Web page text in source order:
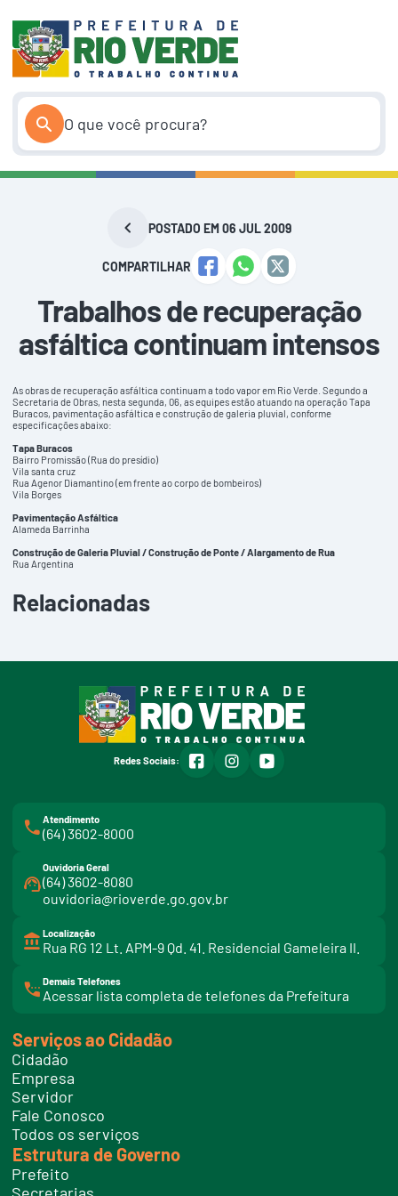
conteúdo
POSTADO EM 06 JUL 2009
COMPARTILHAR
Trabalhos de recuperação
asfáltica continuam intensos
As obras de recuperação asfáltica continuam a todo vapor em Rio Verde. Segundo a
Secretaria de Obras, nesta segunda, 06, as equipes estão atuando na operação Tapa
Buracos, pavimentação asfáltica e construção de galeria pluvial, conforme
especificações abaixo:
Tapa Buracos
Bairro Promissão (Rua do presídio)
Vila santa cruz
Rua Agenor Diamantino (em frente ao corpo de bombeiros)
Vila Borges
Pavimentação Asfáltica
Alameda Barrinha
Construção de Galeria Pluvial / Construção de Ponte / Alargamento de Rua
Rua Argentina
Relacionadas
Redes Sociais: facebookinstagramyoutube
Atendimento
(64) 3602-8000
Ouvidoria Geral
(64) 3602-8080
ouvidoria@rioverde.go.gov.br
Localização
Rua RG 12 Lt. APM-9 Qd. 41. Residencial Gameleira II.
Demais Telefones
Acessar lista completa de telefones da Prefeitura
i
t
e
l
f
o
e
s
Serviços ao Cidadão
Cidadão
Empresa
Servidor
Fale Conosco
Todos os serviços
Estrutura de Governo
Prefeito